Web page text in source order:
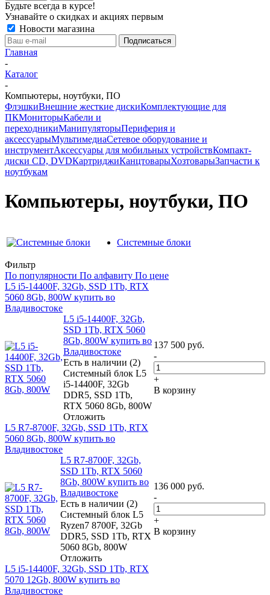
Будьте всегда в курсе!
Узнавайте о скидках и акциях первым
Новости магазина
Главная
-
Каталог
-
Компьютеры, ноутбуки, ПО
ФлэшкиВнешние жесткие дискиКомплектующие для
ПКМониторыКабели и
переходникиМанипуляторыПериферия и
аксессуарыМультимедиаСетевое оборудование и
инструментАксессуары для мобильных устройствКомпакт-
диски CD, DVDКартриджиКанцтоварыХозтоварыЗапчасти к
ноутбукам
Компьютеры, ноутбуки, ПО
Системные блоки
Фильтр
По популярности По алфавиту По цене
L5 i5-14400F, 32Gb, SSD 1Tb, RTX
5060 8Gb, 800W купить во
Владивостоке
L5 i5-14400F, 32Gb,
SSD 1Tb, RTX 5060
8Gb, 800W купить во
Владивостоке
Есть в наличии (2)
Системный блок L5
i5-14400F, 32Gb
DDR5, SSD 1Tb,
RTX 5060 8Gb, 800W
Отложить
137 500 руб.
-
+
В корзину
L5 R7-8700F, 32Gb, SSD 1Tb, RTX
5060 8Gb, 800W купить во
Владивостоке
L5 R7-8700F, 32Gb,
SSD 1Tb, RTX 5060
8Gb, 800W купить во
Владивостоке
Есть в наличии (2)
Системный блок L5
Ryzen7 8700F, 32Gb
DDR5, SSD 1Tb, RTX
5060 8Gb, 800W
Отложить
136 000 руб.
-
+
В корзину
L5 i5-14400F, 32Gb, SSD 1Tb, RTX
5070 12Gb, 800W купить во
Владивостоке